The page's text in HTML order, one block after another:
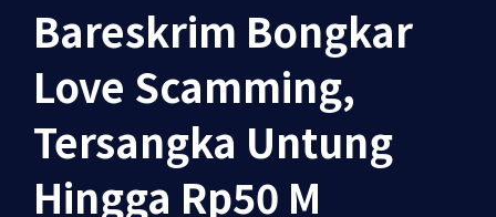
Bareskrim Bongkar
Love Scamming,
Tersangka Untung
Hingga Rp50 M